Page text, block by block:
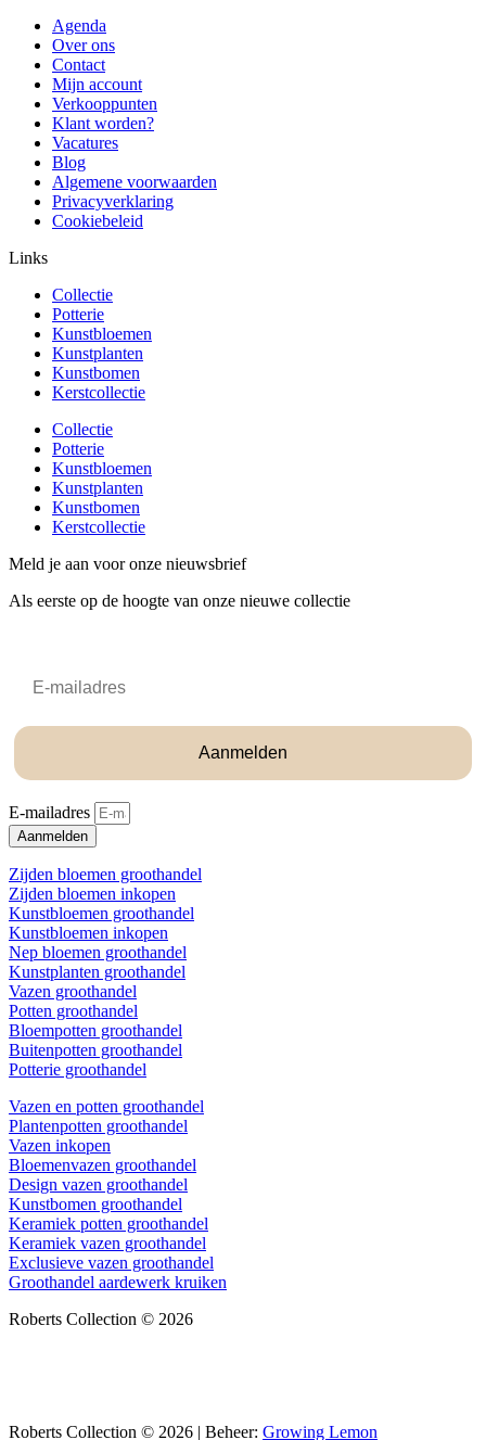
Agenda
Over ons
Contact
Mijn account
Verkooppunten
Klant worden?
Vacatures
Blog
Algemene voorwaarden
Privacyverklaring
Cookiebeleid
Links
Collectie
Potterie
Kunstbloemen
Kunstplanten
Kunstbomen
Kerstcollectie
Collectie
Potterie
Kunstbloemen
Kunstplanten
Kunstbomen
Kerstcollectie
Meld je aan voor onze nieuwsbrief
Als eerste op de hoogte van onze nieuwe collectie
Aanmelden
E-mailadres
Aanmelden
Zijden bloemen groothandel
Zijden bloemen inkopen
Kunstbloemen groothandel
Kunstbloemen inkopen
Nep bloemen groothandel
Kunstplanten groothandel
Vazen groothandel
Potten groothandel
Bloempotten groothandel
Buitenpotten groothandel
Potterie groothandel
Vazen en potten groothandel
Plantenpotten groothandel
Vazen inkopen
Bloemenvazen groothandel
Design vazen groothandel
Kunstbomen groothandel
Keramiek potten groothandel
Keramiek vazen groothandel
Exclusieve vazen groothandel
Groothandel aardewerk kruiken
Roberts Collection © 2026
Roberts Collection © 2026 | Beheer: Growing Lemon